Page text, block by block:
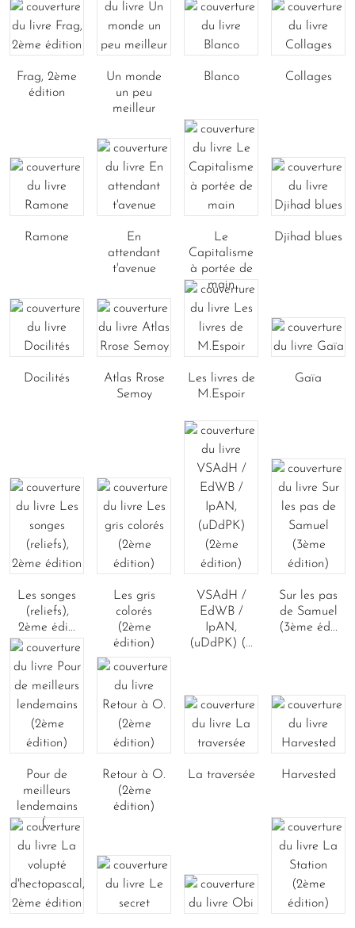
Frag, 2ème
édition
Un monde
un peu
meilleur
Blanco Collages
Ramone
En
attendant
t'avenue
Le
Capitalisme
à portée de
main
Djihad blues
Docilités
Atlas Rrose
Semoy
Les livres de
M.Espoir
Gaïa
Les songes
(reliefs),
2ème édi...
Les gris
colorés
(2ème
édition)
VSAdH /
EdWB /
IpAN,
(uDdPK) (...
Sur les pas
de Samuel
(3ème éd...
Pour de
meilleurs
lendemains
(...
Retour à O.
(2ème
édition)
La traversée Harvested